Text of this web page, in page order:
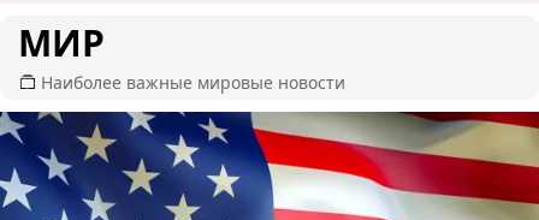
МИР
Наиболее важные мировые новости